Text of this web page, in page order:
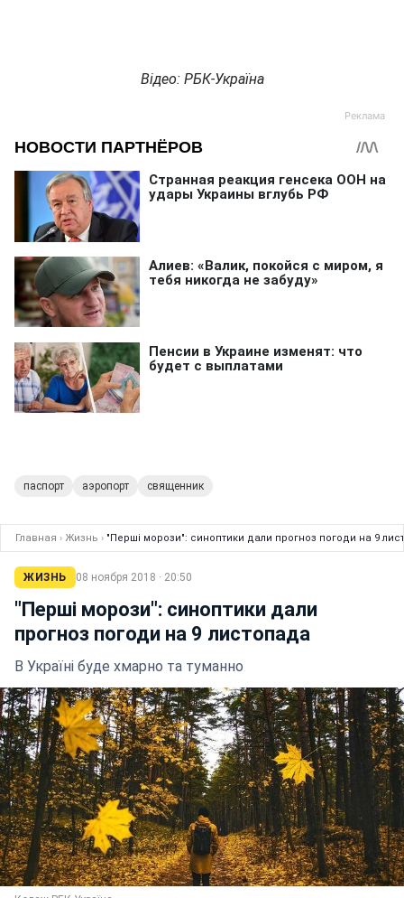
Відео: РБК-Україна
паспорт аэропорт священник
Главная › Жизнь › "Перші морози": синоптики дали прогноз погоди на 9
ЖИЗНЬ 08 ноября 2018 · 20:50
"Перші морози": синоптики дали
прогноз погоди на 9 листопада
В Україні буде хмарно та туманно